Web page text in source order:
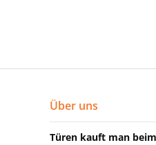
Über uns
Türen kauft man